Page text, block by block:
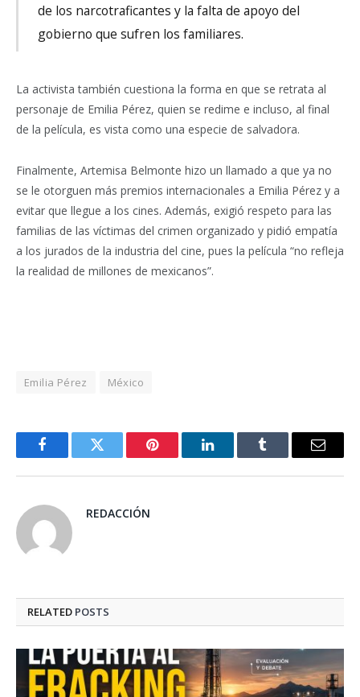
de los narcotraficantes y la falta de apoyo del
gobierno que sufren los familiares.
La activista también cuestiona la forma en que se retrata al
personaje de Emilia Pérez, quien se redime e incluso, al final
de la película, es vista como una especie de salvadora.
Finalmente, Artemisa Belmonte hizo un llamado a que ya no
se le otorguen más premios internacionales a Emilia Pérez y a
evitar que llegue a los cines. Además, exigió respeto para las
familias de las víctimas del crimen organizado y pidió empatía
a los jurados de la industria del cine, pues la película “no refleja
la realidad de millones de mexicanos”.
Emilia Pérez México
FacebookTwitter Pinterest LinkedInTumblr Email
REDACCIÓN
RELATED POSTS